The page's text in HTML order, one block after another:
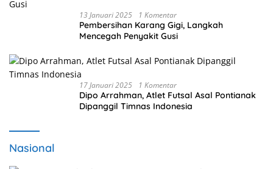
13 Januari 2025 1 Komentar
Pembersihan Karang Gigi, Langkah
Mencegah Penyakit Gusi
17 Januari 2025 1 Komentar
Dipo Arrahman, Atlet Futsal Asal Pontianak
Dipanggil Timnas Indonesia
Nasional